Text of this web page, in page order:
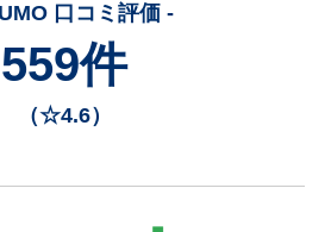
口コミ評価 -
559件
（☆4.6）